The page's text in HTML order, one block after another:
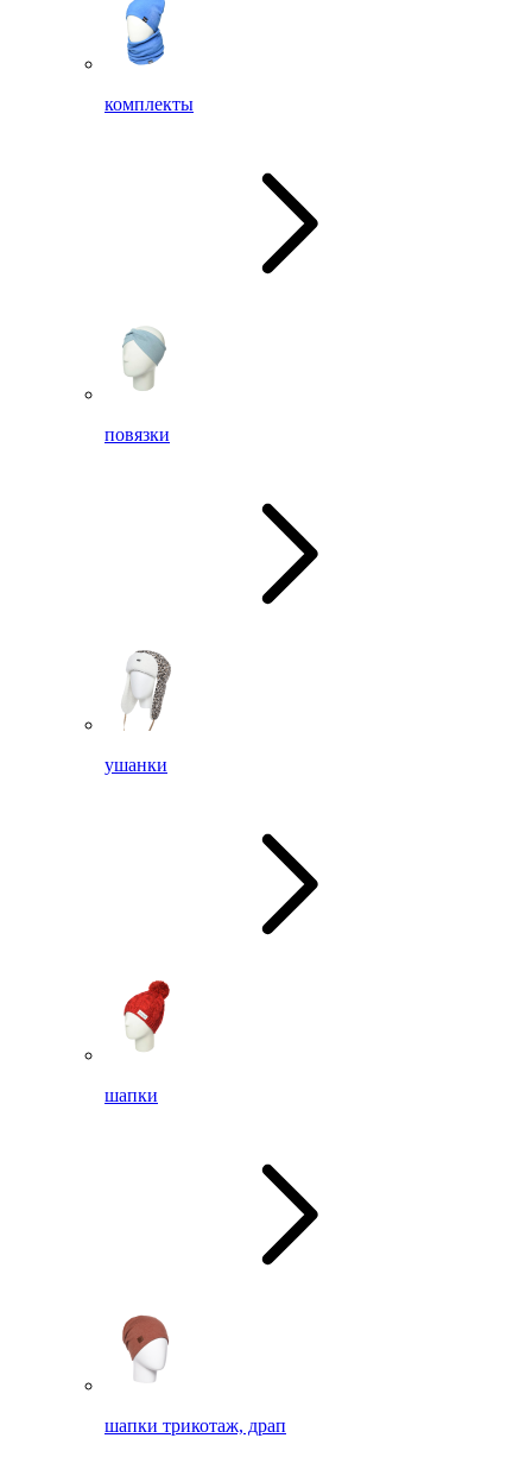
комплекты
повязки
ушанки
шапки
шапки трикотаж, драп